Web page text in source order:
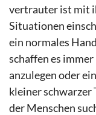
vertrauter ist mit
Situationen
ein normales
schaffen es
anzulegen oder
kleiner schwarzer
der Menschen